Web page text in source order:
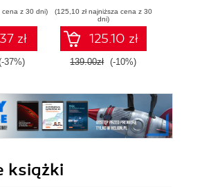
cena z 30 dni)
zł
37%)
(125,10 zł najniższa cena z 30
dni)
125.10 zł
139.00zł (-10%)
książki